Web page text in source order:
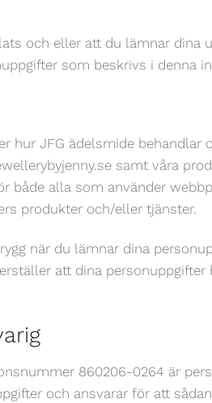
och eller att du lämnar dina
som beskrivs i denna
hur JFG ädelsmide behandlar
samt våra
både alla som använder
produkter och/eller tjänster.
när du lämnar dina
att dina personuppgifter
860206-0264 är
och ansvarar för att